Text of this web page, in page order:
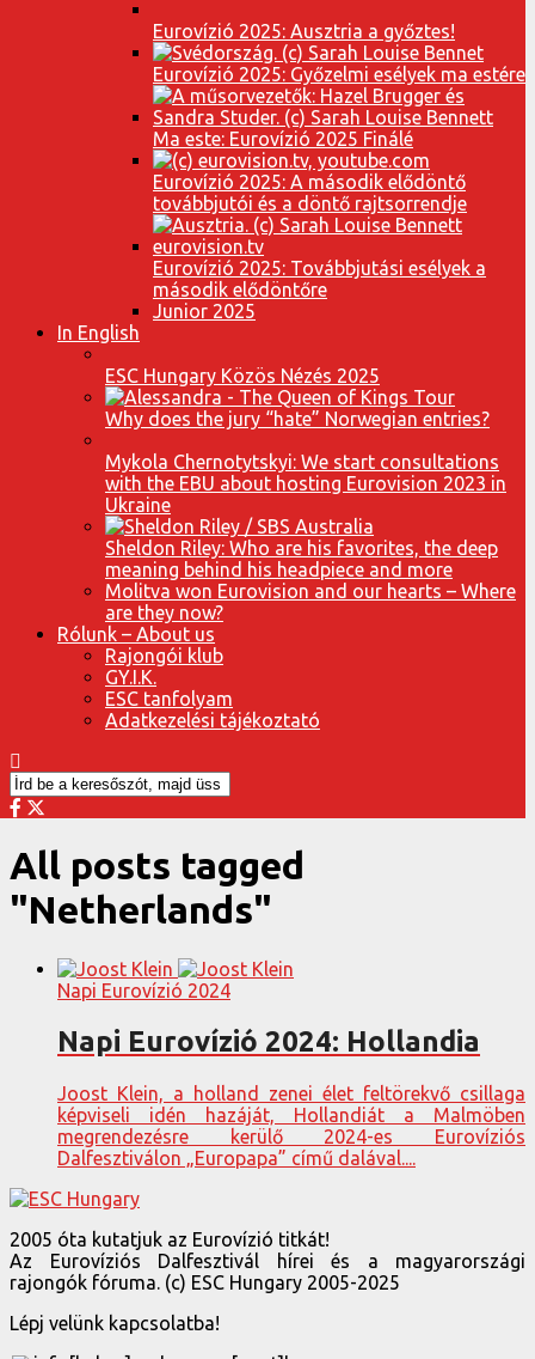
Eurovízió 2025: Ausztria a győztes!
Eurovízió 2025: Győzelmi esélyek ma estére
Ma este: Eurovízió 2025 Finálé
Eurovízió 2025: A második elődöntő
továbbjutói és a döntő rajtsorrendje
Eurovízió 2025: Továbbjutási esélyek a
második elődöntőre
Junior 2025
In English
ESC Hungary Közös Nézés 2025
Why does the jury “hate” Norwegian entries?
Mykola Chernotytskyi: We start consultations
with the EBU about hosting Eurovision 2023 in
Ukraine
Sheldon Riley: Who are his favorites, the deep
meaning behind his headpiece and more
Molitva won Eurovision and our hearts – Where
are they now?
Rólunk – About us
Rajongói klub
GY.I.K.
ESC tanfolyam
Adatkezelési tájékoztató
All posts tagged
"Netherlands"
Napi Eurovízió 2024
Napi Eurovízió 2024: Hollandia
Joost Klein, a holland zenei élet feltörekvő csillaga
képviseli idén hazáját, Hollandiát a Malmöben
megrendezésre kerülő 2024-es Eurovíziós
Dalfesztiválon „Europapa” című dalával....
2005 óta kutatjuk az Eurovízió titkát!
Az Eurovíziós Dalfesztivál hírei és a magyarországi
rajongók fóruma. (c) ESC Hungary 2005-2025
Lépj velünk kapcsolatba!